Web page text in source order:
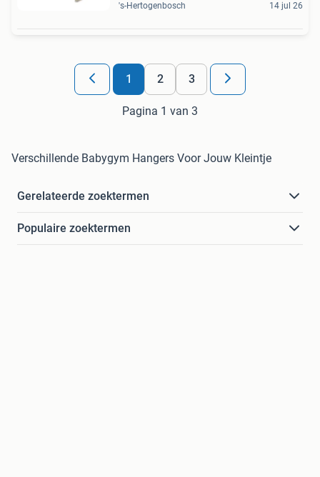
's-Hertogenbosch 14 jul 26
1 2 3
Pagina 1 van 3
Verschillende Babygym Hangers Voor Jouw Kleintje
Gerelateerde zoektermen
Populaire zoektermen